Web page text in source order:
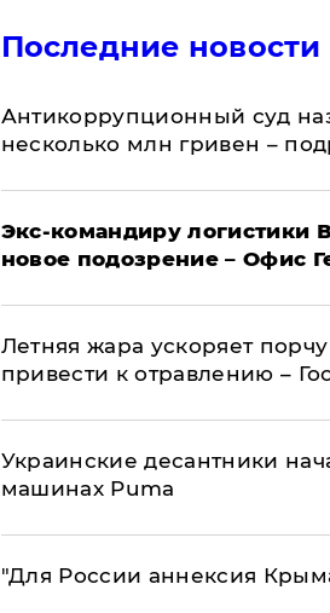
Последние новости
Антикоррупционный суд
несколько млн гривен –
Экс-командиру
новое подозрение – Офис
Летняя жара ускоряет
привести к отравлению –
Украинские десантники
машинах Puma
"Для России аннексия